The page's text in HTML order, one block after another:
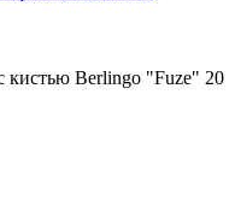
кистью Berlingo "Fuze" 20